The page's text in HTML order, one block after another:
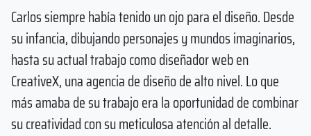
Carlos siempre había tenido un ojo para el diseño. Desde
su infancia, dibujando personajes y mundos imaginarios,
hasta su actual trabajo como diseñador web en
CreativeX, una agencia de diseño de alto nivel. Lo que
más amaba de su trabajo era la oportunidad de combinar
su creatividad con su meticulosa atención al detalle.